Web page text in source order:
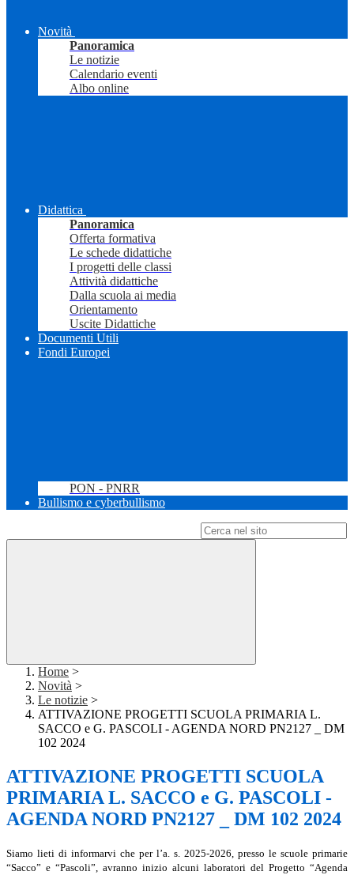
Novità
Panoramica
Le notizie
Calendario eventi
Albo online
Didattica
Panoramica
Offerta formativa
Le schede didattiche
I progetti delle classi
Attività didattiche
Dalla scuola ai media
Orientamento
Uscite Didattiche
Documenti Utili
Fondi Europei
PON - PNRR
Bullismo e cyberbullismo
Home >
Novità >
Le notizie >
ATTIVAZIONE PROGETTI SCUOLA PRIMARIA L.
SACCO e G. PASCOLI - AGENDA NORD PN2127 _ DM
102 2024
ATTIVAZIONE PROGETTI SCUOLA
PRIMARIA L. SACCO e G. PASCOLI -
AGENDA NORD PN2127 _ DM 102 2024
Siamo lieti di informarvi che per l’a. s. 2025-2026, presso le scuole primarie
“Sacco” e “Pascoli”, avranno inizioalcunilaboratori del Progetto “Agenda